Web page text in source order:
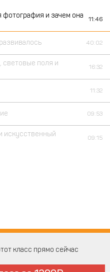
фотография и зачем она
11:46
40:02
световые поля и
16:32
11:32
09:53
искусственный
09:15
класс прямо сейчас